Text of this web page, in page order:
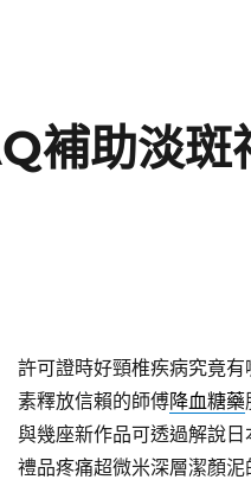
補助淡斑
許可證時好頸椎疾病究竟有
素釋放信賴的師傅降血糖藥
與幾座新作品可透過解說
禮品疼痛超微米深層潔顏泥